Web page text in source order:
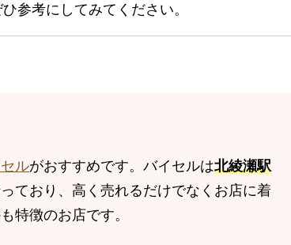
参考にしてみてください。
ルがおすすめです。バイセルは北綾瀬駅
ており、高く売れるだけでなくお店に着
特徴のお店です。